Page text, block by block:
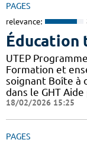
PAGES
relevance:
Éducation
UTEP
Formation et
soignant Boîte à
dans le GHT
18/02/2026 15:25
PAGES